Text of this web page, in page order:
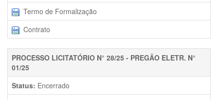
Termo de Formalização
Contrato
PROCESSO LICITATÓRIO N° 28/25 - PREGÃO ELETR. N°
01/25
Status: Encerrado